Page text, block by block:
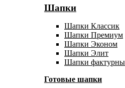
Шапки
Шапки Классик
Шапки Премиум
Шапки Эконом
Шапки Элит
Шапки
Готовые шапки